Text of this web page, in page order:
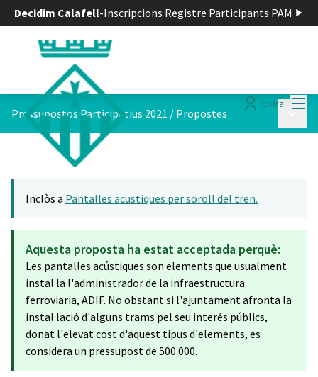
Decidim Calafell-Inscripcions Registre Participants PAM
Entra
Pressupostos Participatius 2021 / Propostes
Inclòs a Pantalles acustiques per soroll del tren.
Aquesta proposta ha estat acceptada perquè:
Les pantalles acústiques son elements que usualment
instal·la l'administrador de la infraestructura
ferroviaria, ADIF. No obstant si l'ajuntament afronta la
instal·lació d'alguns trams pel seu interés públics,
donat l'elevat cost d'aquest tipus d'elements, es
considera un pressupost de 500.000.